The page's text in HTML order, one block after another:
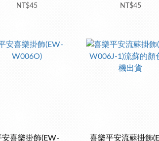
出貨
NT$45 NT$45
安喜樂掛飾(EW-
喜樂平安流蘇掛飾